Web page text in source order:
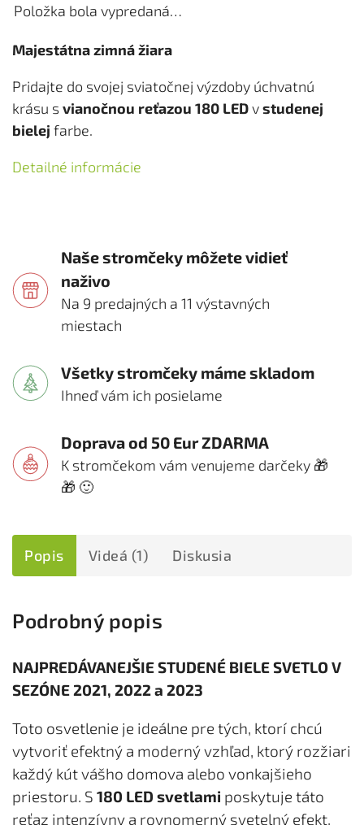
Položka bola vypredaná…
Majestátna zimná žiara
Pridajte do svojej sviatočnej výzdoby úchvatnú
krásu s vianočnou reťazou 180 LEDvstudenej
bielej farbe.
Detailné informácie
Naše stromčeky môžete vidieť
naživo
Na 9 predajných a 11 výstavných
miestach
Všetky stromčeky máme skladom
Ihneď vám ich posielame
Doprava od 50 Eur ZDARMA
K stromčekom vám venujeme darčeky 🎁
🎁 🙂
Popis Videá (1) Diskusia
Podrobný popis
NAJPREDÁVANEJŠIE STUDENÉ BIELE SVETLO V
SEZÓNE 2021, 2022 a 2023
Toto osvetlenie je ideálne pre tých, ktorí chcú
vytvoriť efektný a moderný vzhľad, ktorý rozžiari
každý kút vášho domova alebo vonkajšieho
priestoru. S 180 LED svetlami poskytuje táto
reťaz intenzívny a rovnomerný svetelný efekt,